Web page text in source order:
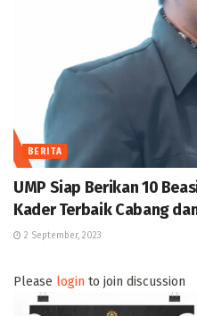
BERITA
UMP Siap Berikan 10
Kader Terbaik Cabang
2 September, 2023
Please login to join discussion